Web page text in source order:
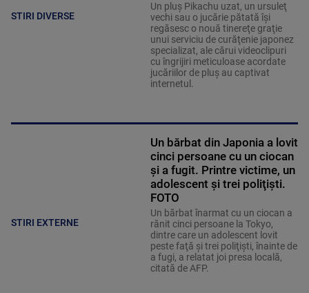
STIRI DIVERSE
Un pluş Pikachu uzat, un ursuleţ
vechi sau o jucărie pătată îşi
regăsesc o nouă tinereţe graţie
unui serviciu de curăţenie japonez
specializat, ale cărui videoclipuri
cu îngrijiri meticuloase acordate
jucăriilor de pluş au captivat
internetul.
STIRI EXTERNE
Un bărbat din Japonia a lovit
cinci persoane cu un ciocan
și a fugit. Printre victime, un
adolescent şi trei poliţişti.
FOTO
Un bărbat înarmat cu un ciocan a
rănit cinci persoane la Tokyo,
dintre care un adolescent lovit
peste faţă şi trei poliţişti, înainte de
a fugi, a relatat joi presa locală,
citată de AFP.